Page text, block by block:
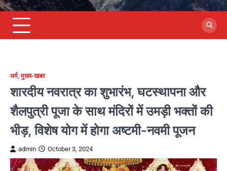
धर्म,मुख्य-खबर
शारदीय नवरात्र का शुभारंभ, घटस्थापना और
शैलपुत्री पूजा के साथ मंदिरों में उमड़ी भक्तों की
भीड़, विशेष योग में होगा अष्टमी-नवमी पूजन
admin October 3, 2024